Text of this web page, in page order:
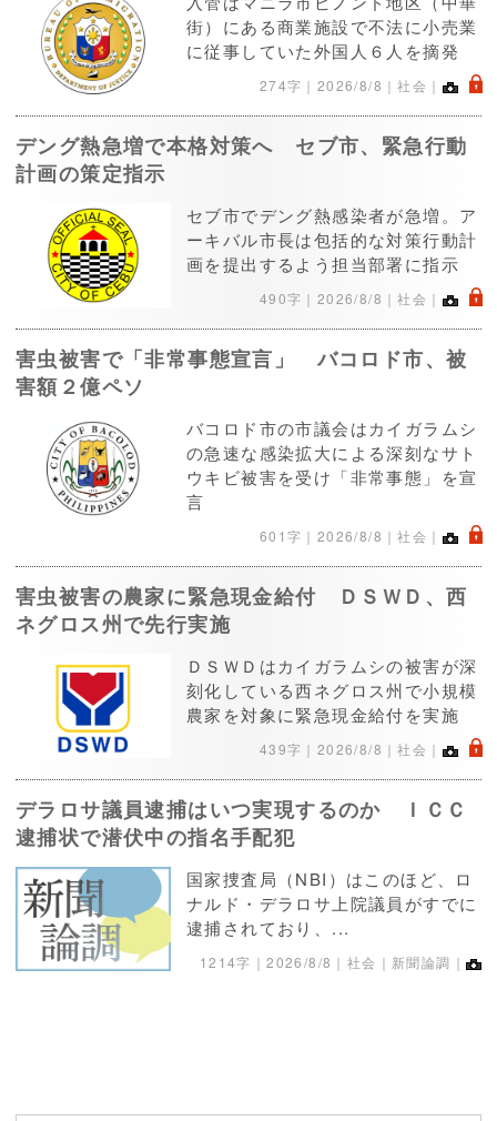
街）にある商業施設で不法に小売業
に従事していた外国人６人を摘発
274字｜ 2026/8/8 ｜社会｜ .
デング熱急増で本格対策へ セブ市、緊急行動
計画の策定指示
セブ市でデング熱感染者が急増。ア
ーキバル市長は包括的な対策行動計
画を提出するよう担当部署に指示
490字｜ 2026/8/8 ｜社会｜ .
害虫被害で「非常事態宣言」 バコロド市、被
害額２億ペソ
バコロド市の市議会はカイガラムシ
の急速な感染拡大による深刻なサト
ウキビ被害を受け「非常事態」を宣
言
601字｜ 2026/8/8 ｜社会｜ .
害虫被害の農家に緊急現金給付 ＤＳＷＤ、西
ネグロス州で先行実施
ＤＳＷＤはカイガラムシの被害が深
刻化している西ネグロス州で小規模
農家を対象に緊急現金給付を実施
439字｜ 2026/8/8 ｜社会｜ .
デラロサ議員逮捕はいつ実現するのか ＩＣＣ
逮捕状で潜伏中の指名手配犯
国家捜査局（NBI）はこのほど、ロ
ナルド・デラロサ上院議員がすでに
逮捕されており、...
1214字｜2026/8/8 ｜社会｜新聞論調｜